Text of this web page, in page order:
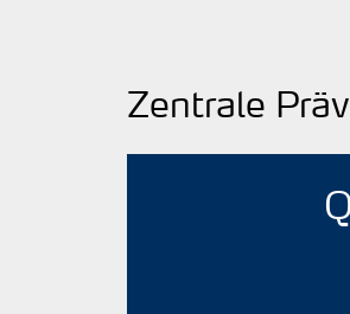
Zentrale